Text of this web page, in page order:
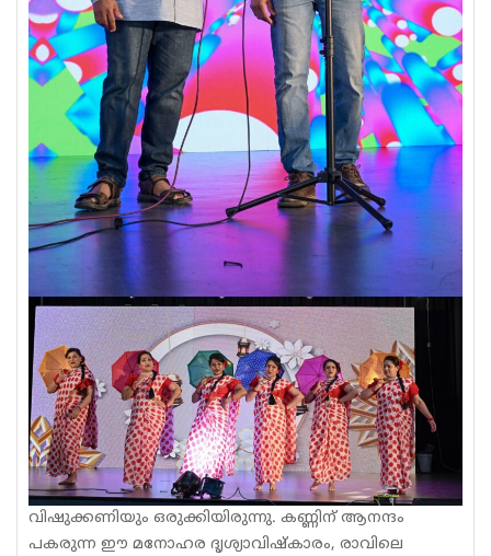
വിഷുക്കണിയും ഒരുക്കിയിരുന്നു. കണ്ണിന് ആനന്ദം
പകരുന്ന ഈ മനോഹര ദൃശ്യാവിഷ്കാരം, രാവിലെ